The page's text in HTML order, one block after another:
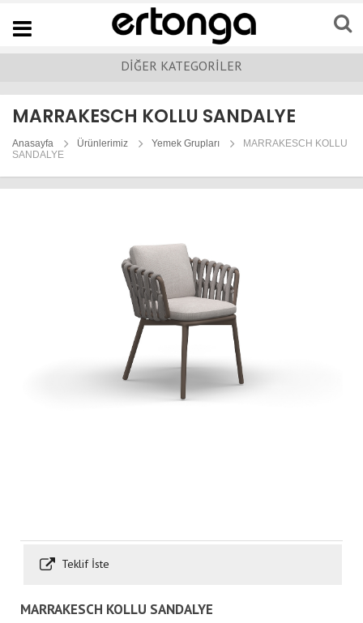
Navigation
DİĞER KATEGORİLER
MARRAKESCH KOLLU SANDALYE
Anasayfa Ürünlerimiz Yemek Grupları
MARRAKESCH KOLLU
SANDALYE
Teklif İste
MARRAKESCH KOLLU SANDALYE